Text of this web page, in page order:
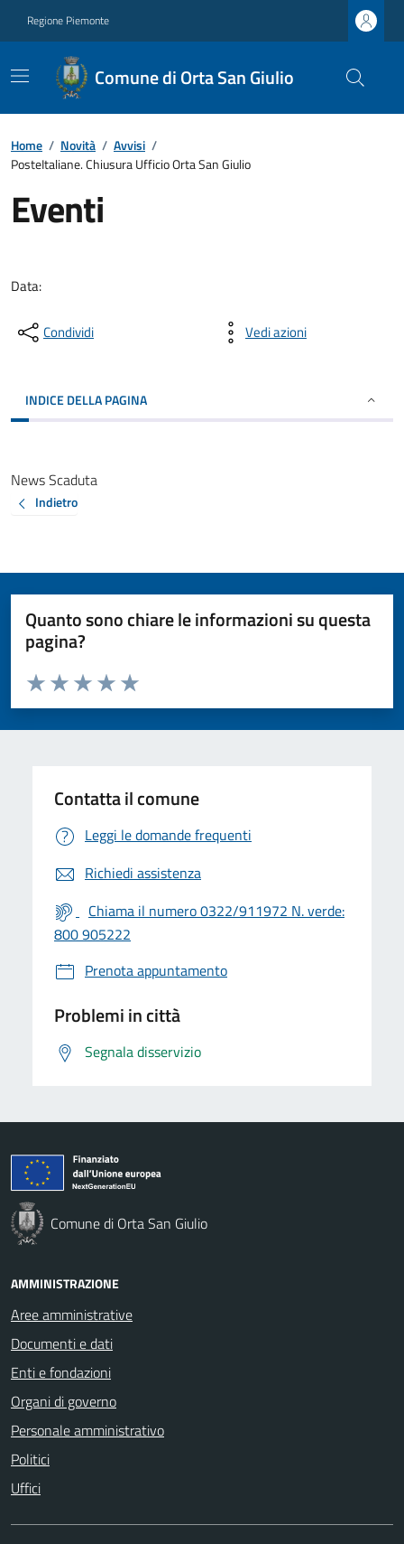
Regione Piemonte
Comune di Orta San Giulio
Home / Novità / Avvisi /
PosteItaliane. Chiusura Ufficio Orta San Giulio
Eventi
Data:
Condividi Vedi azioni
INDICE DELLA PAGINA
News Scaduta
Indietro
Quanto sono chiare le informazioni su questa
pagina?
Valuta da 1 a 5 stelle la pagina
Valuta 5 stelle su 5
Valuta 4 stelle su 5
Valuta 3 stelle su 5
Valuta 2 stelle su 5
Valuta 1 stelle su 5
Contatta il comune
Leggi le domande frequenti
Richiedi assistenza
Chiama il numero 0322/911972 N. verde:
800 905222
Prenota appuntamento
Problemi in città
Segnala disservizio
Comune di Orta San Giulio
AMMINISTRAZIONE
Aree amministrative
Documenti e dati
Enti e fondazioni
Organi di governo
Personale amministrativo
Politici
Uffici